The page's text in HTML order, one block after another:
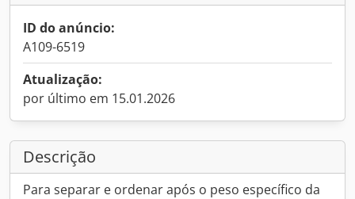
ID do anúncio:
A109-6519
Atualização:
por último em 15.01.2026
Descrição
Para separar e ordenar após o peso específico da